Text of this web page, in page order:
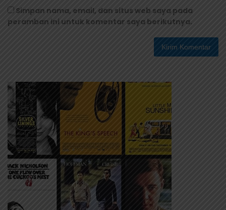
Simpan nama, email, dan situs web saya pada
peramban ini untuk komentar saya berikutnya.